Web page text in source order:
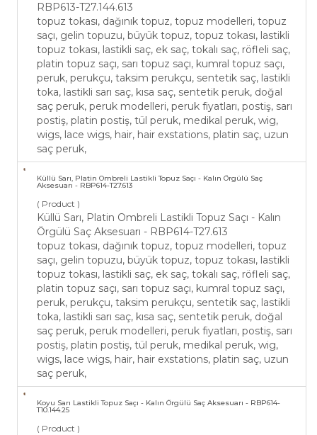
RBP613-T27.144.613
topuz tokası, dağınık topuz, topuz modelleri, topuz
saçı, gelin topuzu, büyük topuz, topuz tokası, lastikli
topuz tokası, lastikli saç, ek saç, tokalı saç, röfleli saç,
platin topuz saçı, sarı topuz saçı, kumral topuz saçı,
peruk, perukçu, taksim perukçu, sentetik saç, lastikli
toka, lastikli sarı saç, kısa saç, sentetik peruk, doğal
saç peruk, peruk modelleri, peruk fiyatları, postiş, sarı
postiş, platin postiş, tül peruk, medikal peruk, wig,
wigs, lace wigs, hair, hair exstations, platin saç, uzun
saç peruk,
Küllü Sarı, Platin Ombreli Lastikli Topuz Saçı - Kalın Örgülü Saç
Aksesuarı - RBP614-T27.613
( Product )
Küllü Sarı, Platin Ombreli Lastikli Topuz Saçı - Kalın
Örgülü Saç Aksesuarı - RBP614-T27.613
topuz tokası, dağınık topuz, topuz modelleri, topuz
saçı, gelin topuzu, büyük topuz, topuz tokası, lastikli
topuz tokası, lastikli saç, ek saç, tokalı saç, röfleli saç,
platin topuz saçı, sarı topuz saçı, kumral topuz saçı,
peruk, perukçu, taksim perukçu, sentetik saç, lastikli
toka, lastikli sarı saç, kısa saç, sentetik peruk, doğal
saç peruk, peruk modelleri, peruk fiyatları, postiş, sarı
postiş, platin postiş, tül peruk, medikal peruk, wig,
wigs, lace wigs, hair, hair exstations, platin saç, uzun
saç peruk,
Koyu Sarı Lastikli Topuz Saçı - Kalın Örgülü Saç Aksesuarı - RBP614-
T10.144.25
( Product )